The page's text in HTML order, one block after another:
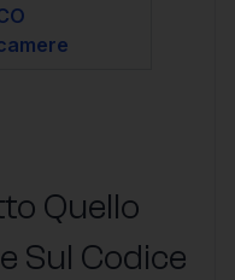
Quello
Sul Codice